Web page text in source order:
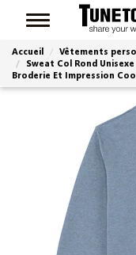
Accueil Vêtements
Sweat Col Rond
Broderie Et Impression